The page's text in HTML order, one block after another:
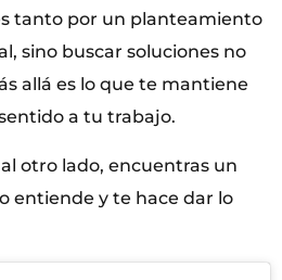
tanto por un planteamiento
sino buscar soluciones no
allá es lo que te mantiene
a tu trabajo.
otro lado, encuentras un
entiende y te hace dar lo